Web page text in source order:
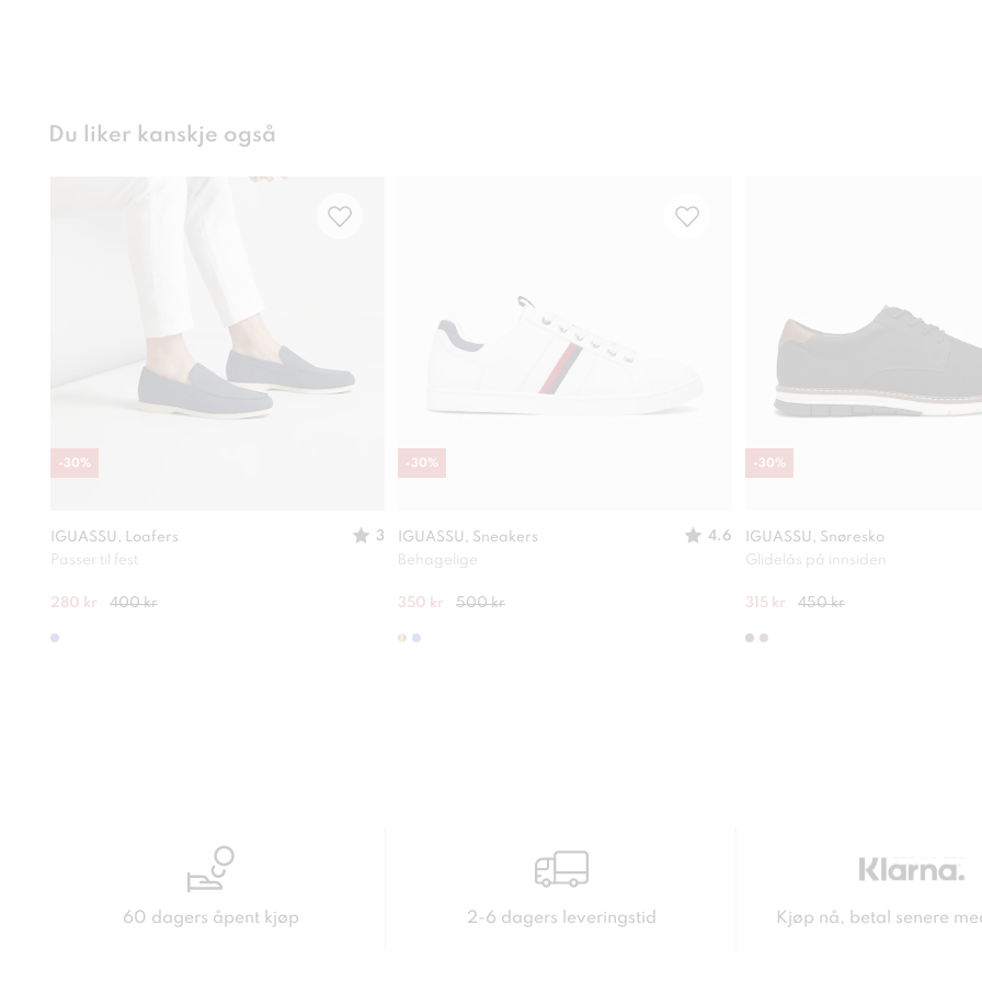
Du liker kanskje også
IGUASSU, Loafers
3
Passer til fest
280 kr 400 kr
-30%
IGUASSU, Sneakers
4.6
Behagelige
350 kr 500 kr
-30%
IGUASSU, Snøresko
Glidelås på innsiden
315 kr 450 kr
-30%
60 dagers åpent kjøp 2-6 dagers leveringstid Kjøp nå, betal senere